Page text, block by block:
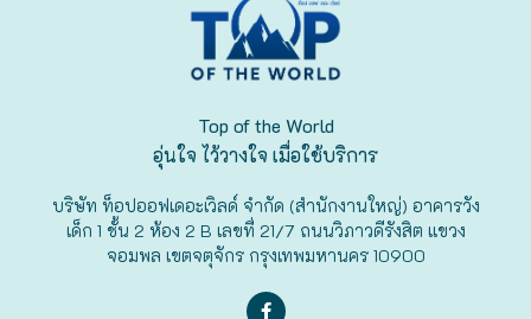
Top of the World
อุ่นใจ ไว้วางใจ เมื่อใช้บริการ
บริษัท ท็อปออฟเดอะเวิลด์ จำกัด (สำนักงานใหญ่) อาคารวัง
เด็ก 1 ชั้น 2 ห้อง 2 B เลขที่ 21/7 ถนนวิภาวดีรังสิต แขวง
จอมพล เขตจตุจักร กรุงเทพมหานคร 10900
ฟุกุโอะกะ
ฟูระโนะ